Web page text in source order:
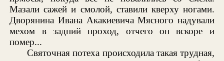
Мазали сажей и смолой, ставили кверху ногами.
Дворянина Ивана Акакиевича Мясного надували
мехом в задний проход, отчего он вскоре и
помер...
Святочная потеха происходила такая трудная,